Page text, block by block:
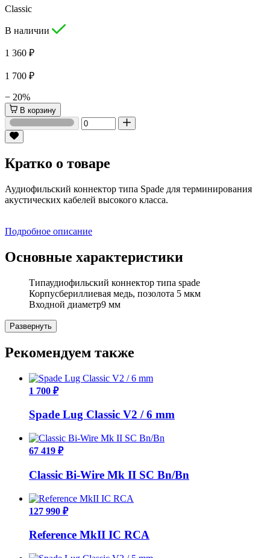
Classic
В наличии
1 360 ₽
1 700 ₽
− 20%
В корзину
Кратко о товаре
Аудиофильский коннектор типа Spade для терминирования
акустических кабелей высокого класса.
Подробное описание
Основные характеристики
Типаудиофильский коннектор типа spade
Корпусбериллиевая медь, позолота 5 мкм
Входной диаметр9 мм
Развернуть
Рекомендуем также
1 700 ₽
Spade Lug Classic V2 / 6 mm
67 419 ₽
Classic Bi-Wire Mk II SC Bn/Bn
127 990 ₽
Reference MkII IC RCA